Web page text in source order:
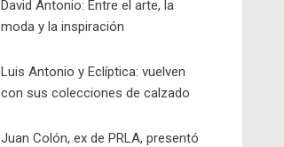
David Antonio: Entre el arte, la
moda y la inspiración
Luis Antonio y Eclíptica: vuelven
con sus colecciones de calzado
Juan Colón, ex de PRLA, presentó